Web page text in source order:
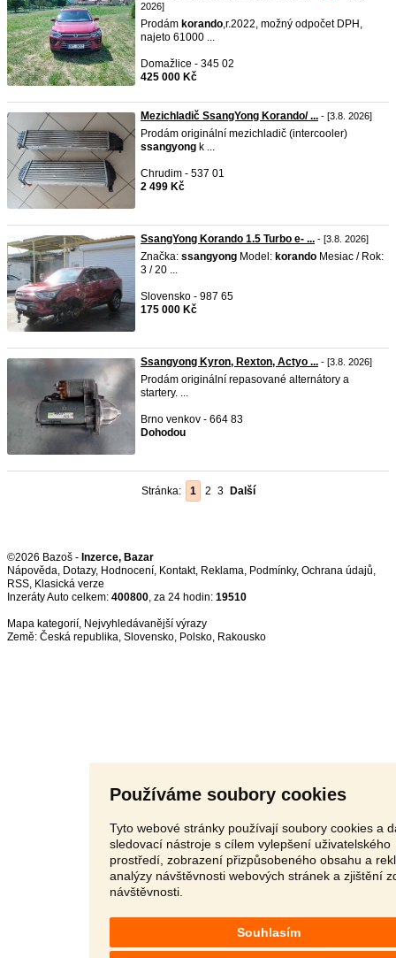
Používáme soubory cookies
Tyto webové stránky používají soubory cookies a
sledovací nástroje s cílem vylepšení uživatelského
prostředí, zobrazení přizpůsobeného obsahu a
analýzy návštěvnosti webových stránek a zjištění
návštěvnosti.
Souhlasím
2026]
Prodám korando,r.2022, možný odpočet DPH,
najeto 61000 ...
Domažlice - 345 02
425 000 Kč
Mezichladič SsangYong Korando/ ... - [3.8. 2026]
Prodám originální mezichladič (intercooler)
ssangyong k ...
Chrudim - 537 01
2 499 Kč
SsangYong Korando 1.5 Turbo e- ... - [3.8. 2026]
Značka: ssangyong Model: korando Mesiac / Rok:
3 / 20 ...
Slovensko - 987 65
175 000 Kč
Ssangyong Kyron, Rexton, Actyo ... - [3.8. 2026]
Prodám originální repasované alternátory a
startery. ...
Brno venkov - 664 83
Dohodou
Stránka: 1 2 3 Další
©2026 Bazoš - Inzerce, Bazar
Nápověda, Dotazy, Hodnocení, Kontakt, Reklama, Podmínky, Ochrana údajů,
RSS,
Inzeráty Auto celkem: 400800, za 24 hodin: 19510
Mapa kategorií, Nejvyhledávanější výrazy
Země: Česká republika, Slovensko, Polsko, Rakousko